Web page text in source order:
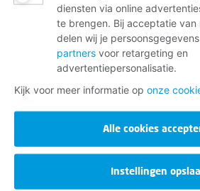
diensten via online
te brengen. Bij acceptatie
delen wij je
partners voor retargeting en
advertentiepersonalisatie.
Kijk voor meer informatie op onze
Alle cookies
Instellingen